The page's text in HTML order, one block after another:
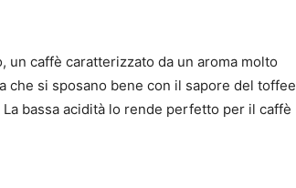
un caffè caratterizzato da un aroma molto
che si sposano bene con il sapore del toffee
bassa acidità lo rende perfetto per il caffè